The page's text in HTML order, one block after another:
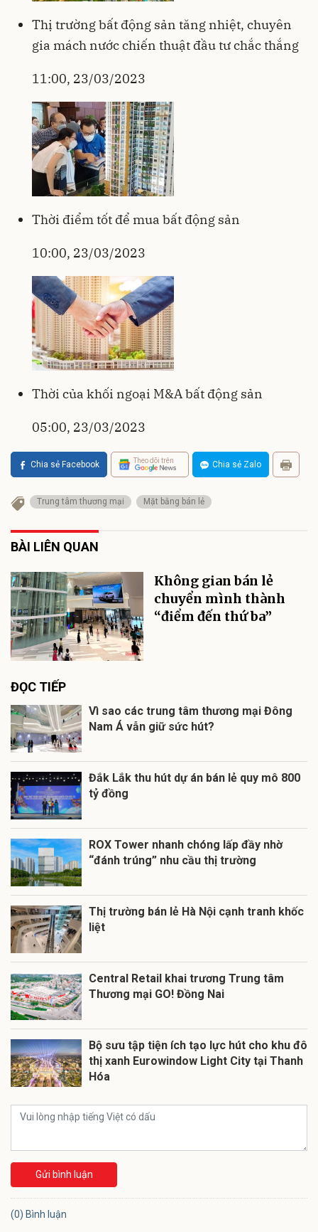
Thị trường bất động sản tăng nhiệt, chuyên
gia mách nước chiến thuật đầu tư chắc thắng
11:00, 23/03/2023
Thời điểm tốt để mua bất động sản
10:00, 23/03/2023
Thời của khối ngoại M&A bất động sản
05:00, 23/03/2023
Chia sẻ Facebook Theo dõi trên Chia sẻ Zalo
Trung tâm thương mại Mặt bằng bán lẻ
BÀI LIÊN QUAN
Không gian bán lẻ
chuyển mình thành
“điểm đến thứ ba”
ĐỌC TIẾP
Vì sao các trung tâm thương mại Đông
Nam Á vẫn giữ sức hút?
Đắk Lắk thu hút dự án bán lẻ quy mô 800
tỷ đồng
ROX Tower nhanh chóng lấp đầy nhờ
“đánh trúng” nhu cầu thị trường
Thị trường bán lẻ Hà Nội cạnh tranh khốc
liệt
Central Retail khai trương Trung tâm
Thương mại GO! Đồng Nai
Bộ sưu tập tiện ích tạo lực hút cho khu đô
thị xanh Eurowindow Light City tại Thanh
Hóa
Gửi bình luận
(0) Bình luận